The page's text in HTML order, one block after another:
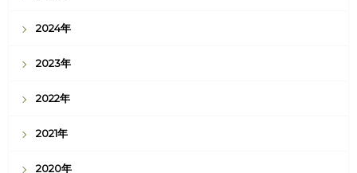
2024年
2023年
2022年
2021年
2020年